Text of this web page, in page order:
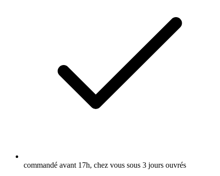
commandé avant 17h, chez vous sous 3 jours ouvrés